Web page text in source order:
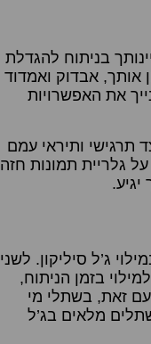
בניתוח להגדלת
אותך, אבדוק ואמדוד
את האפשרויות
ותיראי עמם
גלריית תמונות חזה
ג’ל סיליקון. לשני
בזמן הניתוח,
זאת, בשתלי מי
מלאים בג’ל